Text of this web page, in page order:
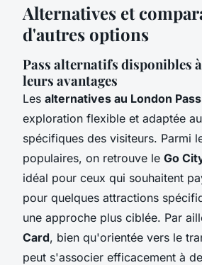
Alternatives et
d'autres options
Pass alternatifs disponibles
leurs avantages
Les alternatives au London Pass
exploration flexible et adaptée
spécifiques des visiteurs. Parmi
populaires, on retrouve le Go
idéal pour ceux qui souhaitent
pour quelques attractions
une approche plus ciblée. Par
Card, bien qu'orientée vers le
peut s'associer efficacement à